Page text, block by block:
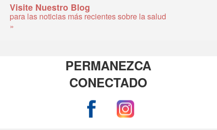
Visite Nuestro Blog
para las noticias más recientes sobre la salud
»
PERMANEZCA
CONECTADO